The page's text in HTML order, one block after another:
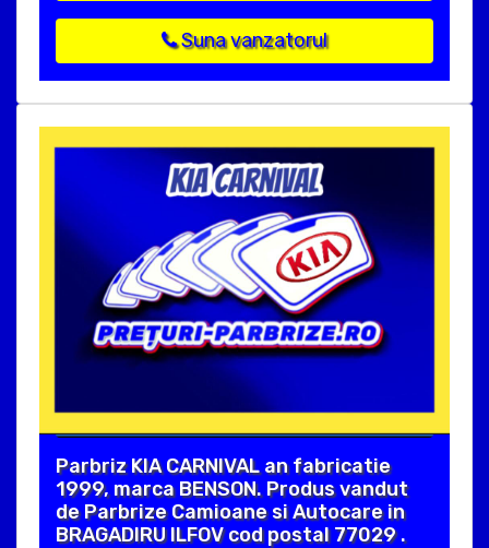
Suna vanzatorul
Parbriz KIA CARNIVAL an fabricatie
1999, marca BENSON. Produs vandut
de Parbrize Camioane si Autocare in
BRAGADIRU ILFOV cod postal 77029 .